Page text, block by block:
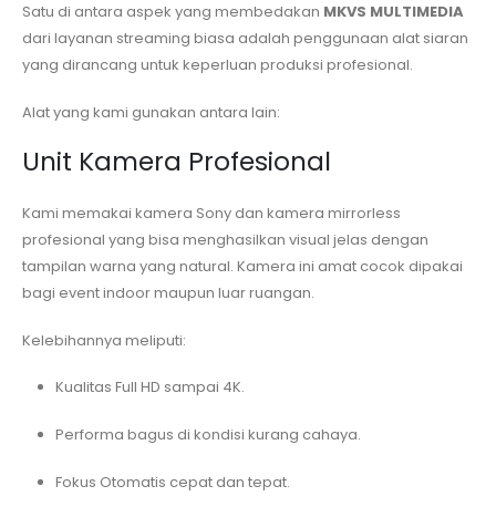
Satu di antara aspek yang membedakan MKVS MULTIMEDIA
dari layanan streaming biasa adalah penggunaan alat siaran
yang dirancang untuk keperluan produksi profesional.
Alat yang kami gunakan antara lain:
Unit Kamera Profesional
Kami memakai kamera Sony dan kamera mirrorless
profesional yang bisa menghasilkan visual jelas dengan
tampilan warna yang natural. Kamera ini amat cocok dipakai
bagi event indoor maupun luar ruangan.
Kelebihannya meliputi:
Kualitas Full HD sampai 4K.
Performa bagus di kondisi kurang cahaya.
Fokus Otomatis cepat dan tepat.